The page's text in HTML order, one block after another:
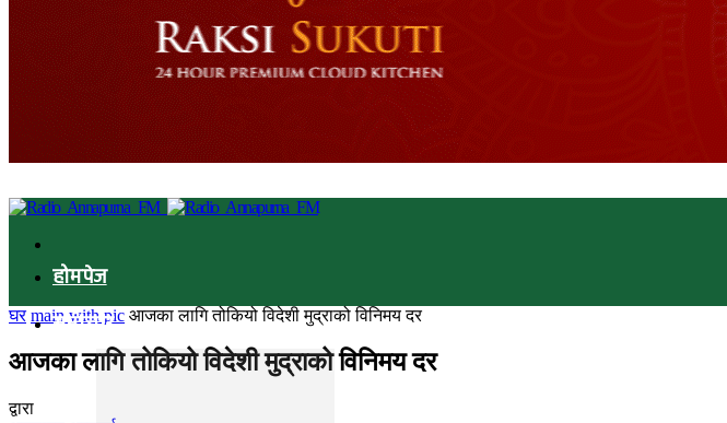
होमपेज
समाचार
घर main with pic आजका लागि तोकियो विदेशी मुद्राको विनिमय दर
आजका लागि तोकियो विदेशी मुद्राको विनिमय दर
द्वारा